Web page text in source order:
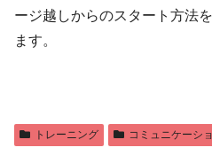
ージ越しからのスタート方法
ます。
トレーニング コミュニケーシ